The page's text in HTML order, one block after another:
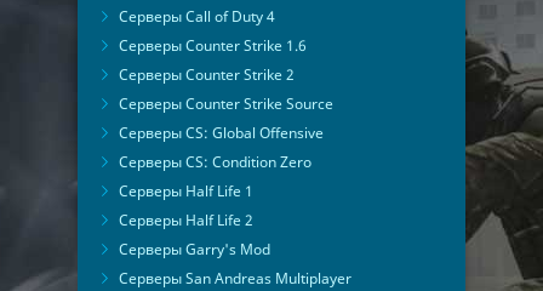
Серверы Call of Duty 4
Серверы Counter Strike 1.6
Серверы Counter Strike 2
Серверы Counter Strike Source
Серверы CS: Global Offensive
Серверы CS: Condition Zero
Серверы Half Life 1
Серверы Half Life 2
Серверы Garry's Mod
Серверы San Andreas Multiplayer